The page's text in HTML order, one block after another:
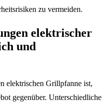
zu vermeiden.
elektrischer
und
elektrischen Grillpfanne ist,
gegenüber. Unterschiedliche